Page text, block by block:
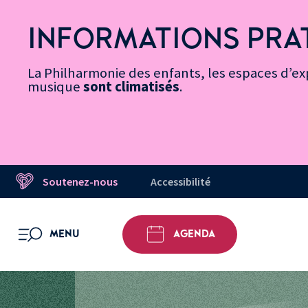
Accessibilité
rapides
contenuMessage d’information
INFORMATIONS
La Philharmonie des enfants, les espaces
musiquesont climatisés.
Soutenez-nous Accessibilité
MENU
OUVRIR LE MENU AGENDA